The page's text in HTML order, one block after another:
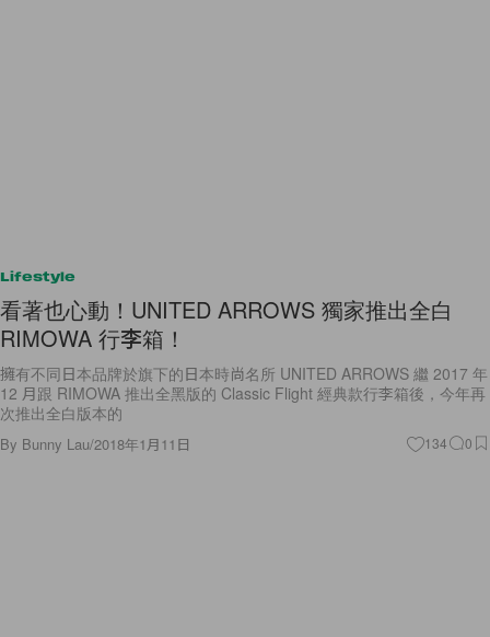
Lifestyle
看著也心動！UNITED ARROWS 獨家推出全白
RIMOWA 行李箱！
擁有不同日本品牌於旗下的日本時尚名所 UNITED ARROWS 繼 2017 年
12 月跟 RIMOWA 推出全黑版的 Classic Flight 經典款行李箱後，今年再
次推出全白版本的
By Bunny Lau/2018年1月11日 134 0